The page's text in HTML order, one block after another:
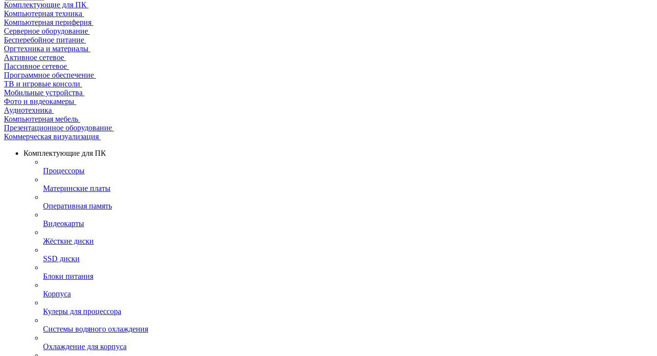
Комплектующие для ПК
Компьютерная техника
Компьютерная периферия
Серверное оборудование
Бесперебойное питание
Оргтехника и материалы
Активное сетевое
Пассивное сетевое
Программное обеспечение
ТВ и игровые консоли
Мобильные устройства
Фото и видеокамеры
Аудиотехника
Компьютерная мебель
Презентационное оборудование
Коммерческая визуализация
Комплектующие для ПК
Процессоры
Материнские платы
Оперативная память
Видеокарты
Жёсткие диски
SSD диски
Блоки питания
Корпуса
Кулеры для процессора
Системы водяного охлаждения
Охлаждение для корпуса